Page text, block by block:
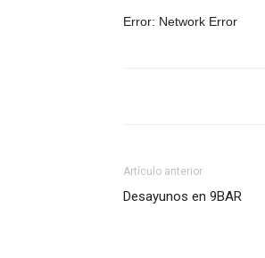
Artículo anterior
Desayunos en 9BAR